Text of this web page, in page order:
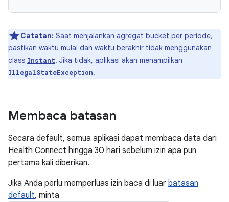
Catatan: Saat menjalankan agregat bucket per periode,
pastikan waktu mulai dan waktu berakhir tidak menggunakan
class Instant. Jika tidak, aplikasi akan menampilkan
IllegalStateException.
Membaca batasan
Secara default, semua aplikasi dapat membaca data dari
Health Connect hingga 30 hari sebelum izin apa pun
pertama kali diberikan.
Jika Anda perlu memperluas izin baca di luar batasan
default, minta